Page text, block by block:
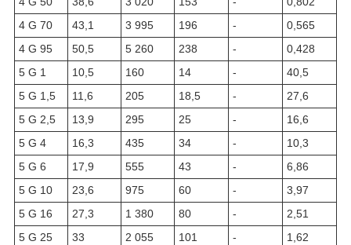
4 G 70
43,1 3 995 196 -
0,565
4 G 95
50,5 5 260 238 -
0,428
5 G 1
10,5 160 14 -
40,5
5 G 1,5
11,6 205 18,5 -
27,6
5 G 2,5
13,9 295 25 -
16,6
5 G 4
16,3 435 34 -
10,3
5 G 6
17,9 555 43 -
6,86
5 G 10
23,6 975 60 -
3,97
5 G 16
27,3 1 380 80 -
2,51
5 G 25
33 2 055 101 -
1,62